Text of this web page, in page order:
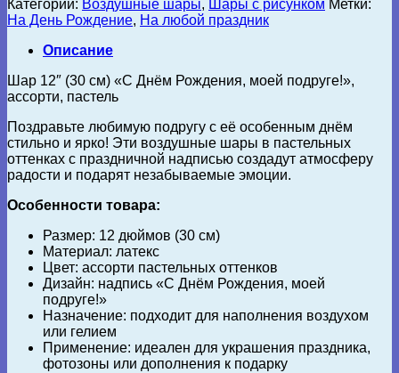
Категории: Воздушные шары, Шары с рисунком Метки:
На День Рождение, На любой праздник
Описание
Шар 12″ (30 см) «С Днём Рождения, моей подруге!»,
ассорти, пастель
Поздравьте любимую подругу с её особенным днём
стильно и ярко! Эти воздушные шары в пастельных
оттенках с праздничной надписью создадут атмосферу
радости и подарят незабываемые эмоции.
Особенности товара:
Размер: 12 дюймов (30 см)
Материал: латекс
Цвет: ассорти пастельных оттенков
Дизайн: надпись «С Днём Рождения, моей
подруге!»
Назначение: подходит для наполнения воздухом
или гелием
Применение: идеален для украшения праздника,
фотозоны или дополнения к подарку